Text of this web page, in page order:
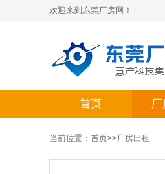
欢迎来到东莞厂房网！
首页 厂
当前位置： 首页>>厂房出租